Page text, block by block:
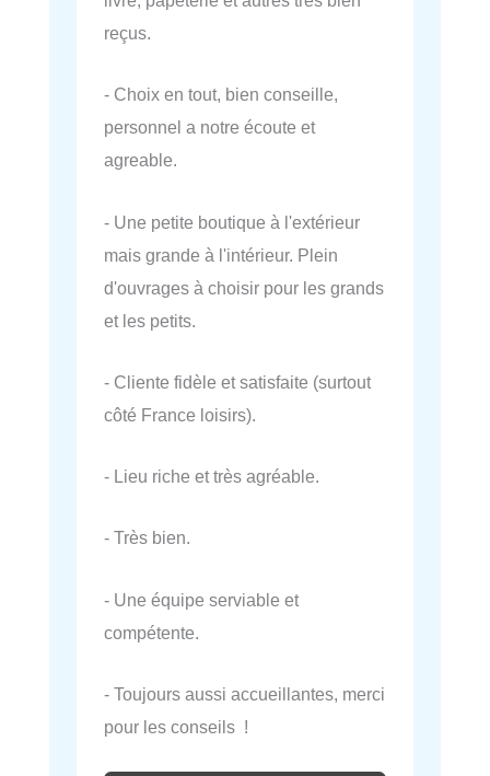
reçus.
- Choix en tout, bien conseille,
personnel a notre écoute et
agreable.
- Une petite boutique à l'extérieur
mais grande à l'intérieur. Plein
d'ouvrages à choisir pour les grands
et les petits.
- Cliente fidèle et satisfaite (surtout
côté France loisirs).
- Lieu riche et très agréable.
- Très bien.
- Une équipe serviable et
compétente.
- Toujours aussi accueillantes, merci
pour les conseils !